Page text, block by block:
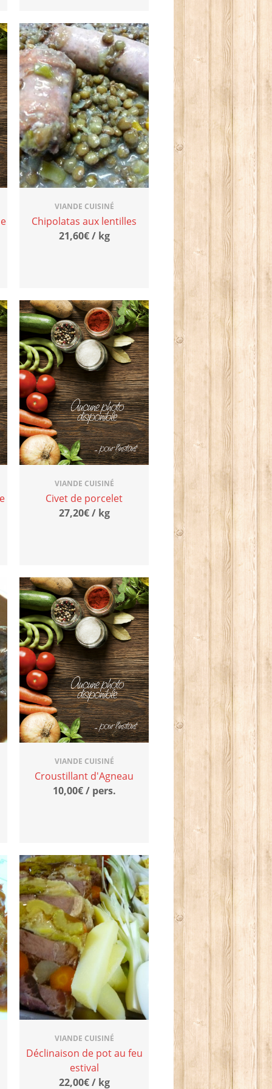
VIANDE CUISINÉ
Chipolatas aux lentilles
21,60€ / kg
VIANDE CUISINÉ
Civet de porcelet
27,20€ / kg
VIANDE CUISINÉ
Croustillant d'Agneau
10,00€ / pers.
VIANDE CUISINÉ
Déclinaison de pot au feu
estival
22,00€ / kg